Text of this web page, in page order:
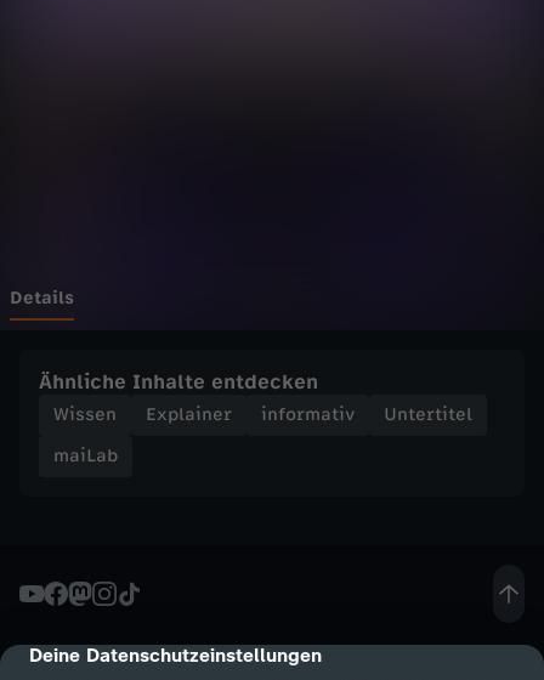
cmp-dialog-description
Deine Datenschutzeinstellungen
u
e
n
!
Details
Ähnliche Inhalte entdecken
Wissen Explainer informativ
Untertitel
maiLab